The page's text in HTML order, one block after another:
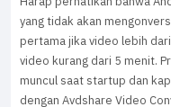
yang tidak akan
pertama jika video lebih
video kurang dari 5 menit.
muncul saat startup dan
dengan Avdshare Video